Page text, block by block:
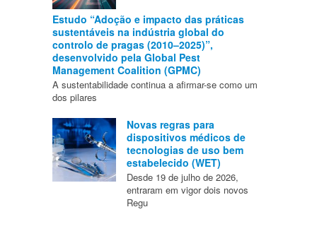
Estudo “Adoção e impacto das práticas
sustentáveis na indústria global do
controlo de pragas (2010–2025)”,
desenvolvido pela Global Pest
Management Coalition (GPMC)
A sustentabilidade continua a afirmar-se como um
dos pilares
Novas regras para
dispositivos médicos de
tecnologias de uso bem
estabelecido (WET)
Desde 19 de julho de 2026,
entraram em vigor dois novos
Regu